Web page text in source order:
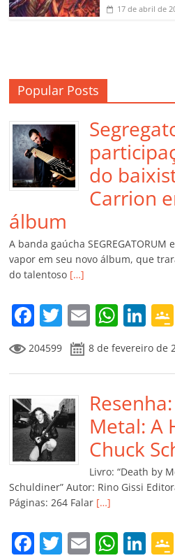
17 de abril de
Popular Posts
do
Carrion
álbum
A banda gaúcha
vapor em seu novo álbum, que
do talentoso […]
F
a
c
e
b
o
o
k
T
w
itt
er
E
m
ai
l
W
at
s
A
p
p
Li
k
e
dI
n
204599 8 de fevereiro de
Metal: A
Chuck
Livro: “Death by
Schuldiner” Autor: Rino Gissi
Páginas: 264 Falar […]
F T E W Li